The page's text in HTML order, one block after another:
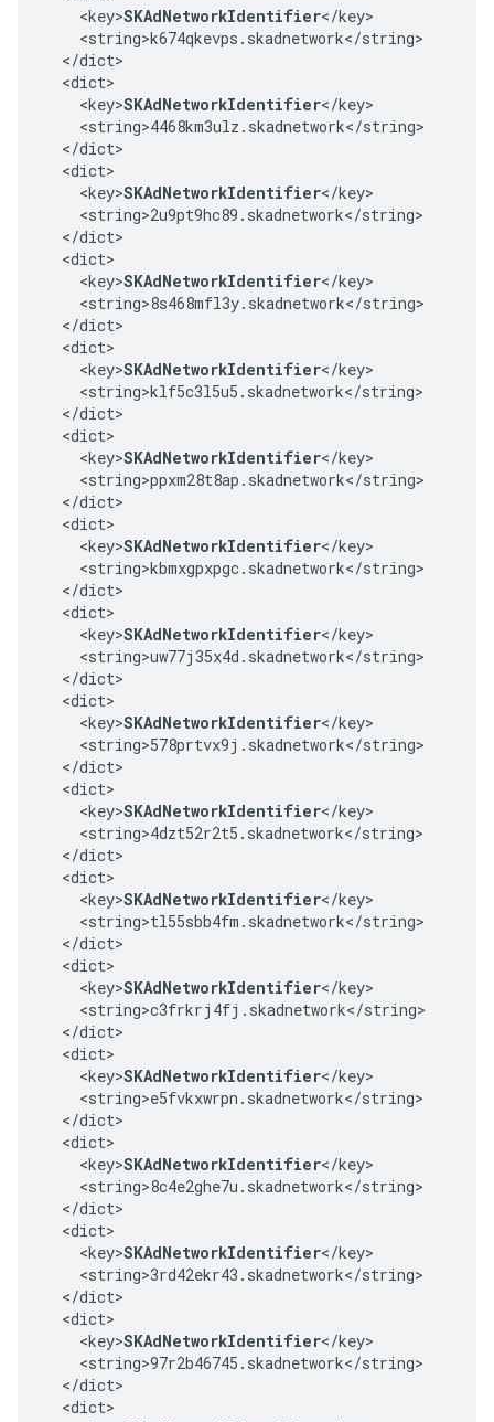
    <key>
SKAdNetworkIdentifier</key>
    <string>k674qkevps.skadnetwork</string>
  </dict>
  <dict>
    <key>
SKAdNetworkIdentifier</key>
    <string>4468km3ulz.skadnetwork</string>
  </dict>
  <dict>
    <key>
SKAdNetworkIdentifier</key>
    <string>2u9pt9hc89.skadnetwork</string>
  </dict>
  <dict>
    <key>
SKAdNetworkIdentifier</key>
    <string>8s468mfl3y.skadnetwork</string>
  </dict>
  <dict>
    <key>
SKAdNetworkIdentifier</key>
    <string>klf5c3l5u5.skadnetwork</string>
  </dict>
  <dict>
    <key>
SKAdNetworkIdentifier</key>
    <string>ppxm28t8ap.skadnetwork</string>
  </dict>
  <dict>
    <key>
SKAdNetworkIdentifier</key>
    <string>kbmxgpxpgc.skadnetwork</string>
  </dict>
  <dict>
    <key>
SKAdNetworkIdentifier</key>
    <string>uw77j35x4d.skadnetwork</string>
  </dict>
  <dict>
    <key>
SKAdNetworkIdentifier</key>
    <string>578prtvx9j.skadnetwork</string>
  </dict>
  <dict>
    <key>
SKAdNetworkIdentifier</key>
    <string>4dzt52r2t5.skadnetwork</string>
  </dict>
  <dict>
    <key>
SKAdNetworkIdentifier</key>
    <string>tl55sbb4fm.skadnetwork</string>
  </dict>
  <dict>
    <key>
SKAdNetworkIdentifier</key>
    <string>c3frkrj4fj.skadnetwork</string>
  </dict>
  <dict>
    <key>
SKAdNetworkIdentifier</key>
    <string>e5fvkxwrpn.skadnetwork</string>
  </dict>
  <dict>
    <key>
SKAdNetworkIdentifier</key>
    <string>8c4e2ghe7u.skadnetwork</string>
  </dict>
  <dict>
    <key>
SKAdNetworkIdentifier</key>
    <string>3rd42ekr43.skadnetwork</string>
  </dict>
  <dict>
    <key>
SKAdNetworkIdentifier</key>
    <string>97r2b46745.skadnetwork</string>
  </dict>
  <dict>